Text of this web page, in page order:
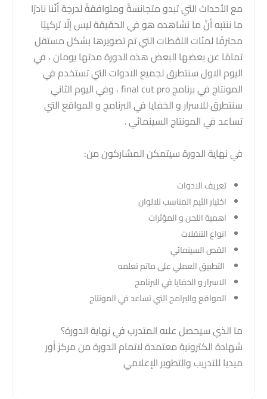
مع الأحداث التي تبدو متجانسةً ومتوافقةً لدرجة أنّنا نادرًا
ما ننتبه أنّ ما نشاهده هو في الحقيقة ليس إلّا تركيبًا
محترفًا لمئات اللقطات التي تم تصويرها بشكل مستقل
تمامًا عن بعضها البعض هذه الدورة مدتها يومان ، في
اليوم الاول سنتطرق لجميع الادوات التي تستخدم في
المونتاج في برنامج final cut pro ، وفي اليوم الثاني
سنتطرق للاسرار و الخفايا في البرنامج و المواقع التي
تساعد في المونتاج السينمائي .
في نهاية الدورة سيتمكن المشاركون من:
تعريف الادوات
اختيار الثيم المناسب للالوان
اهمية اللحن و المؤثرات
انواع التنقلات
القص السينمائي
التطبيق العملي على ماتم تعلمه
الاسرار و الخفايا في البرنامج
المواقع والبرامج التي تساعد في المونتاج
ما الذي سيحصل علىه المتدرب في نهاية الدورة؟
شهادة الكترونية معتمدة لاتمام الدورة من مركز أور
ميديا للتدريب والتطوير الإعلامي